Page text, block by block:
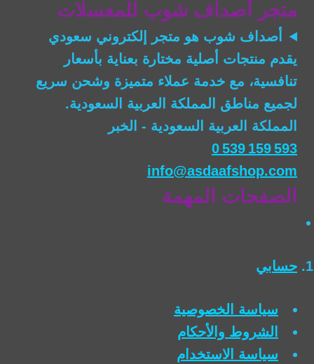
متجر أصداف شوب للمعسلات
أصداف شوب هو متجر إلكتروني سعودي
يقدم منتجات أصلية مختارة بعناية بأسعار
تنافسية، مع خدمة عملاء متميزة وشحن سريع
لجميع مناطق المملكة العربية السعودية.
المملكة العربية السعودية - الخبر
0 539 159 593
info@asdaafshop.com
الصفحات المهمة
حسابي
سياسة الخصوصية
الشروط والأحكام
سياسة الاستخدام